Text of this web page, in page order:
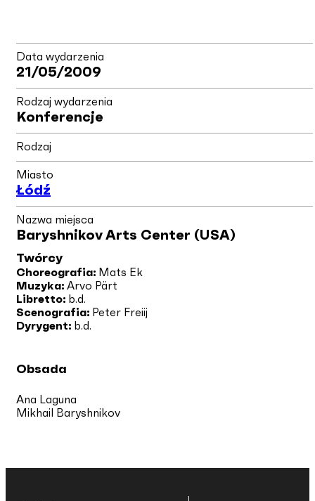
Data wydarzenia
21/05/2009
Rodzaj wydarzenia
Konferencje
Rodzaj
Miasto
Łódź
Nazwa miejsca
Baryshnikov Arts Center (USA)
Twórcy
Choreografia: Mats Ek
Muzyka: Arvo Pärt
Libretto: b.d.
Scenografia: Peter Freiij
Dyrygent: b.d.
Obsada
Ana Laguna
Mikhail Baryshnikov